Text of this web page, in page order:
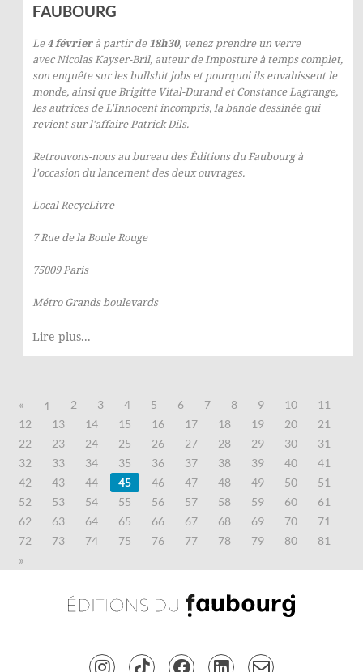
FAUBOURG
Le4 févrierà partir de 18h30, venez prendre un verre
avec Nicolas Kayser-Bril, auteur de Imposture à temps complet,
son enquête sur les bullshit jobs et pourquoi ils envahissent le
monde, ainsi que Brigitte Vital-Durand et Constance Lagrange,
les autrices de L'Innocent incompris, la bande dessinée qui
revient sur l'affaire Patrick Dils.
Retrouvons-nous au bureau des Éditions du Faubourg à
l'occasion du lancement des deux ouvrages.
Local RecycLivre
7 Rue de la Boule Rouge
75009 Paris
Métro Grands boulevards
Lire plus...
« 1 2 3 4 5 6 7 8 9 10
11
12
13 14 15 16 17 18 19 20
21
22
23 24 25 26 27 28 29 30
31
32
33 34 35 36 37 38 39 40
41
42
43 44 45 46 47 48 49 50
51
52
53 54 55 56 57 58 59 60
61
62
63 64 65 66 67 68 69 70
71
72
73 74 75 76 77 78 79 80
81
»